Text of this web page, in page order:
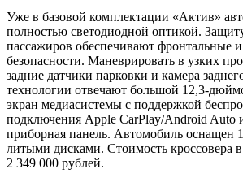
Уже в базовой комплектации «Актив»
полностью светодиодной оптикой.
пассажиров обеспечивают фронтальные
безопасности. Маневрировать в узких
задние датчики парковки и камера
технологии отвечают большой 12,3-
экран медиасистемы с поддержкой
подключения Apple CarPlay/Android Auto
приборная панель. Автомобиль
литыми дисками. Стоимость кроссовера
2 349 000 рублей.